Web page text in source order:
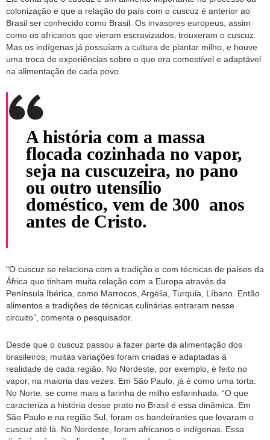
colonização e que a relação do país com o cuscuz é anterior ao
Brasil ser conhecido como Brasil. Os invasores europeus, assim
como os africanos que vieram escravizados, trouxeram o cuscuz.
Mas os indígenas já possuíam a cultura de plantar milho, e houve
uma troca de experiências sobre o que era comestível e adaptável
na alimentação de cada povo.
A história com a massa
flocada cozinhada no vapor,
seja na cuscuzeira, no pano
ou outro utensílio
doméstico, vem de 300 anos
antes de Cristo.
“O cuscuz se relaciona com a tradição e com técnicas de países da
África que tinham muita relação com a Europa através da
Península Ibérica, como Marrocos, Argélia, Turquia, Líbano. Então
alimentos e tradições de técnicas culinárias entraram nesse
circuito”, comenta o pesquisador.
Desde que o cuscuz passou a fazer parte da alimentação dos
brasileiros, muitas variações foram criadas e adaptadas à
realidade de cada região. No Nordeste, por exemplo, é feito no
vapor, na maioria das vezes. Em São Paulo, já é como uma torta.
No Norte, se come mais a farinha de milho esfarinhada. “O que
caracteriza a história desse prato no Brasil é essa dinâmica. Em
São Paulo e na região Sul, foram os bandeirantes que levaram o
cuscuz até lá. No Nordeste, foram africanos e indígenas. Essa